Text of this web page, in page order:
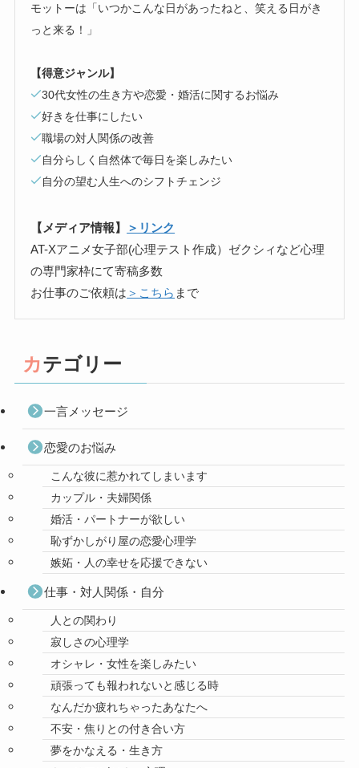
モットーは「いつかこんな日があったねと、笑える日がき
っと来る！」
【得意ジャンル】
30代女性の生き方や恋愛・婚活に関するお悩み
好きを仕事にしたい
職場の対人関係の改善
自分らしく自然体で毎日を楽しみたい
自分の望む人生へのシフトチェンジ
【メディア情報】
＞リンク
AT-Xアニメ女子部(心理テスト作成）ゼクシィなど心理
の専門家枠にて寄稿多数
お仕事のご依頼は ＞こちら まで
カテゴリー
一言メッセージ
恋愛のお悩み
こんな彼に惹かれてしまいます
カップル・夫婦関係
婚活・パートナーが欲しい
恥ずかしがり屋の恋愛心理学
嫉妬・人の幸せを応援できない
仕事・対人関係・自分
人との関わり
寂しさの心理学
オシャレ・女性を楽しみたい
頑張っても報われないと感じる時
なんだか疲れちゃったあなたへ
不安・焦りとの付き合い方
夢をかなえる・生き方